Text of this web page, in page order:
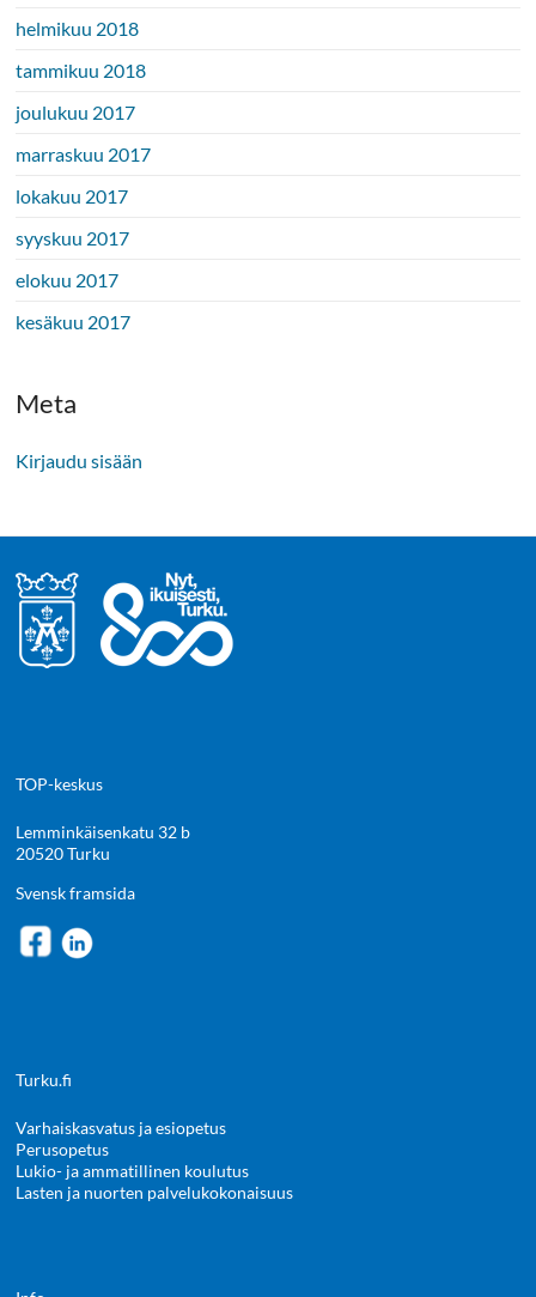
helmikuu 2018
tammikuu 2018
joulukuu 2017
marraskuu 2017
lokakuu 2017
syyskuu 2017
elokuu 2017
kesäkuu 2017
Meta
Kirjaudu sisään
TOP-keskus
Lemminkäisenkatu 32 b
20520 Turku
Svensk framsida
Turku.fi
Varhaiskasvatus ja esiopetus
Perusopetus
Lukio- ja ammatillinen koulutus
Lasten ja nuorten palvelukokonaisuus